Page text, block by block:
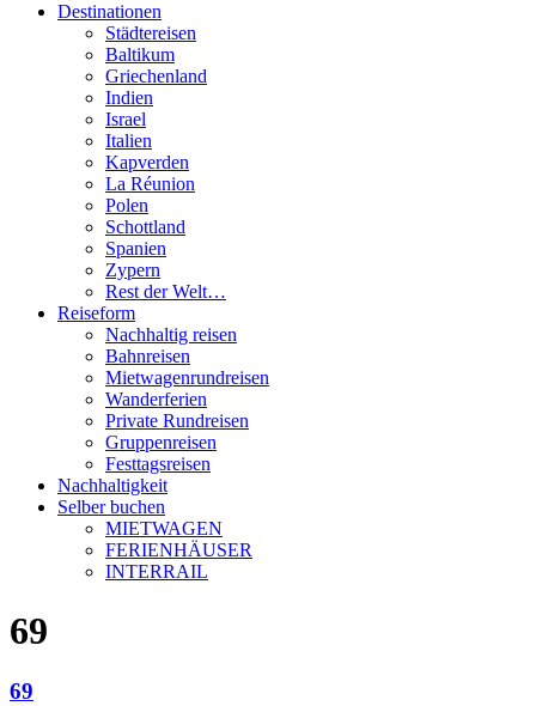
Destinationen
Städtereisen
Baltikum
Griechenland
Indien
Israel
Italien
Kapverden
La Réunion
Polen
Schottland
Spanien
Zypern
Rest der Welt…
Reiseform
Nachhaltig reisen
Bahnreisen
Mietwagenrundreisen
Wanderferien
Private Rundreisen
Gruppenreisen
Festtagsreisen
Nachhaltigkeit
Selber buchen
MIETWAGEN
FERIENHÄUSER
INTERRAIL
69
69